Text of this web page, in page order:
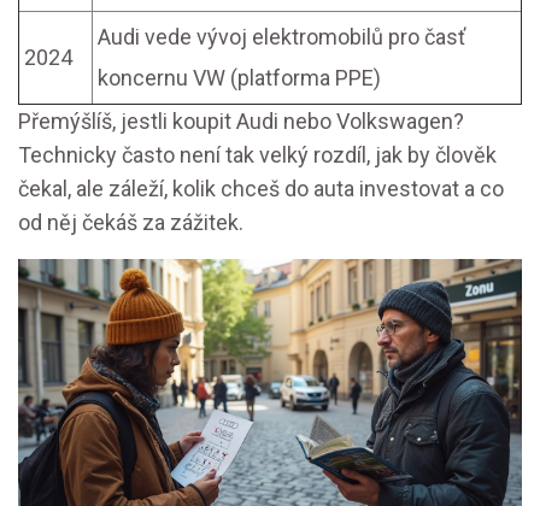
2024
Audi vede vývoj elektromobilů pro časť
koncernu VW (platforma PPE)
Přemýšlíš, jestli koupit Audi nebo Volkswagen?
Technicky často není tak velký rozdíl, jak by člověk
čekal, ale záleží, kolik chceš do auta investovat a co
od něj čekáš za zážitek.